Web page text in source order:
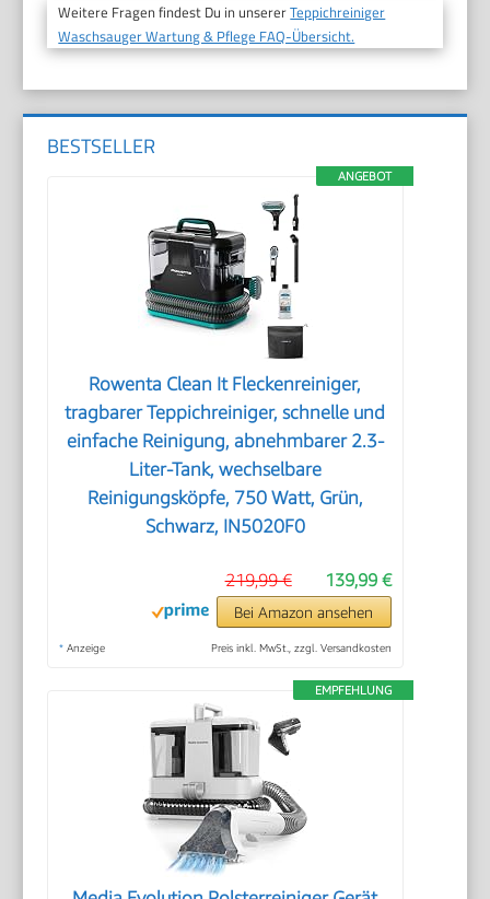
Weitere Fragen findest Du in unsererTeppichreiniger
Waschsauger Wartung & Pflege FAQ-Übersicht.
BESTSELLER
ANGEBOT
Rowenta Clean It Fleckenreiniger,
tragbarer Teppichreiniger, schnelle und
einfache Reinigung, abnehmbarer 2.3-
Liter-Tank, wechselbare
Reinigungsköpfe, 750 Watt, Grün,
Schwarz, IN5020F0
139,99 €
219,99 €
Bei Amazon ansehen
* Anzeige Preis inkl. MwSt., zzgl. Versandkosten
EMPFEHLUNG